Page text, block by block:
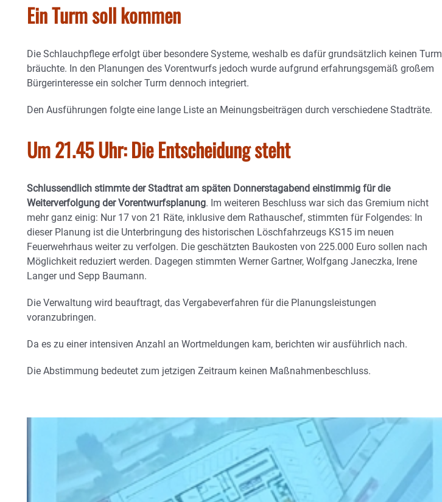
Ein Turm soll kommen
Die Schlauchpflege erfolgt über besondere Systeme, weshalb es dafür grundsätzlich keinen Turm
bräuchte. In den Planungen des Vorentwurfs jedoch wurde aufgrund erfahrungsgemäß großem
Bürgerinteresse ein solcher Turm dennoch integriert.
Den Ausführungen folgte eine lange Liste an Meinungsbeiträgen durch verschiedene Stadträte.
Um 21.45 Uhr: Die Entscheidung steht
Schlussendlich stimmte der Stadtrat am späten Donnerstagabend einstimmig für die
Weiterverfolgung der Vorentwurfsplanung. Im weiteren Beschluss war sich das Gremium nicht
mehr ganz einig: Nur 17 von 21 Räte, inklusive dem Rathauschef, stimmten für Folgendes: In
dieser Planung ist die Unterbringung des historischen Löschfahrzeugs KS15 im neuen
Feuerwehrhaus weiter zu verfolgen. Die geschätzten Baukosten von 225.000 Euro sollen nach
Möglichkeit reduziert werden. Dagegen stimmten Werner Gartner, Wolfgang Janeczka, Irene
Langer und Sepp Baumann.
Die Verwaltung wird beauftragt, das Vergabeverfahren für die Planungsleistungen
voranzubringen.
Da es zu einer intensiven Anzahl an Wortmeldungen kam, berichten wir ausführlich nach.
Die Abstimmung bedeutet zum jetzigen Zeitraum keinen Maßnahmenbeschluss.